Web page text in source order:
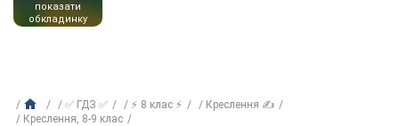
показати
обкладинку
✅ ГДЗ ✅ ⚡ 8 клас ⚡
Креслення ✍
Креслення, 8-9 клас